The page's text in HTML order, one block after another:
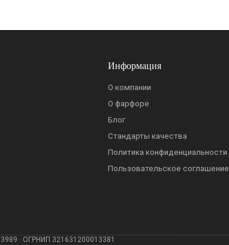
Информация
О компании
О фарфоре
Блог
Стандарты качества
Политика конфиденциальности
Пользовательское соглашение
· ОГРНИП 321631200013381